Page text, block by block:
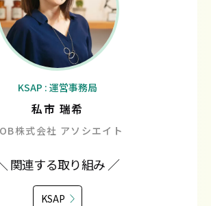
KSAP : 運営事務局
私市 瑞希
株式会社 アソシエイト
関連する取り組み ／
KSAP